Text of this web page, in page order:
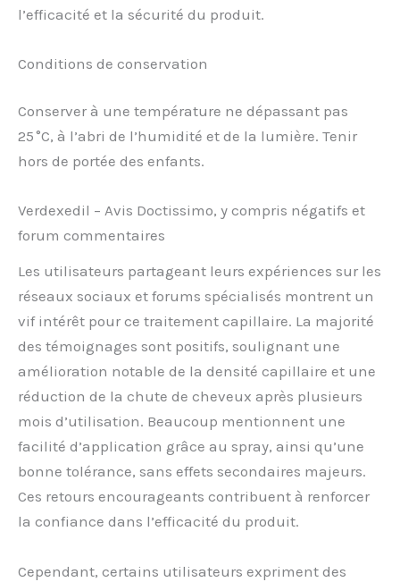
l’efficacité et la sécurité du produit.
Conditions de conservation
Conserver à une température ne dépassant pas
25 °C, à l’abri de l’humidité et de la lumière. Tenir
hors de portée des enfants.
Verdexedil – Avis Doctissimo, y compris négatifs et
forum commentaires
Les utilisateurs partageant leurs expériences sur les
réseaux sociaux et forums spécialisés montrent un
vif intérêt pour ce traitement capillaire. La majorité
des témoignages sont positifs, soulignant une
amélioration notable de la densité capillaire et une
réduction de la chute de cheveux après plusieurs
mois d’utilisation. Beaucoup mentionnent une
facilité d’application grâce au spray, ainsi qu’une
bonne tolérance, sans effets secondaires majeurs.
Ces retours encourageants contribuent à renforcer
la confiance dans l’efficacité du produit.
Cependant, certains utilisateurs expriment des